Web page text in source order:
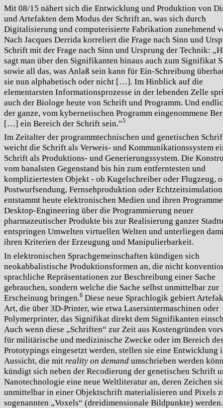
Mit 08/15 nähert sich die Entwicklung und Produktion von
und Artefakten dem Modus der Schrift an, was sich durch
Digitalisierung und computerisierte Fabrikation zunehmend
Nach Jacques Derrida korreliert die Frage nach Sinn und
Schrift mit der Frage nach Sinn und Ursprung der Technik:
sagt man über den Signifikanten hinaus auch zum Signifikat
sowie all das, was Anlaß sein kann für Ein-Schreibung
sie nun alphabetisch oder nicht […]. Im Hinblick auf die
elementarsten Informationsprozesse in der lebenden Zelle
auch der Biologe heute von Schrift und Programm. Und
der ganze, vom kybernetischen Programm eingenommene
[…] ein Bereich der Schrift sein.”5
Im Zeitalter der programmtechnischen und genetischen
weicht die Schrift als Verweis- und Kommunikationssystem
Schrift als Produktions- und Generierungssystem. Die
vom banalsten Gegenstand bis hin zum entferntesten und
kompliziertesten Objekt - ob Kugelschreiber oder Flugzeug,
Postwurfsendung, Fernsehproduktion oder
entstammt heute elektronischen Medien und ihren
Desktop-Engineering über die Programmierung neuer
pharmazeutischer Produkte bis zur Realisierung ganzer
entspringen Umwelten virtuellen Welten und unterliegen
ihren Kriterien der Erzeugung und Manipulierbarkeit.
In elektronischen Sprachgemeinschaften kündigen sich
neokabbalistische Produktionsformen an, die nicht
sprachliche Repräsentationen zur Beschreibung einer Sache
gebrauchen, sondern welche die Sache selbst unmittelbar zur
Erscheinung bringen.6 Diese neue Sprachlogik gebiert
Art, die über 3D-Printer, wie etwa Lasersintermaschinen oder
Polymerprinter, das Signifikat direkt dem Signifikanten
Auch wenn diese „Schriften“ zur Zeit aus Kostengründen
für militärische und medizinische Zwecke oder im Bereich
Prototypings eingesetzt werden, stellen sie eine Entwicklung
Aussicht, die mit reality on demand umschrieben werden
kündigt sich neben der Recodierung der genetischen Schrift
Nanotechnologie eine neue Weltliteratur an, deren Zeichen
unmittelbar in einer Objektschrift materialisieren und Pixels
sogenannten „Voxels“ (dreidimensionale Bildpunkte) werden.